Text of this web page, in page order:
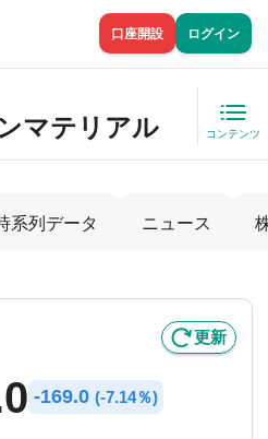
口座開設 ログイン
マテリアル コンテンツ
系列データ ニュース
更新
-169.0 (-7.14％)